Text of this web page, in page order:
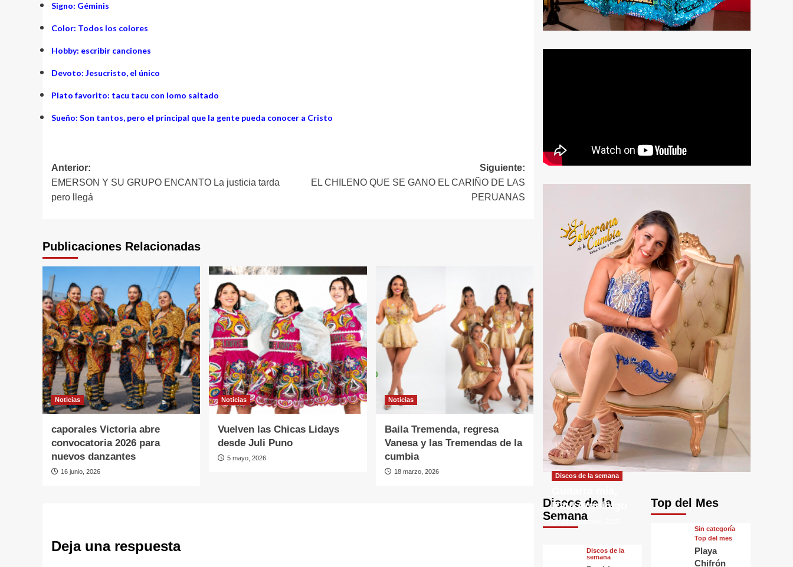
Signo: Géminis
Color: Todos los colores
Hobby: escribir canciones
Devoto: Jesucristo, el único
Plato favorito: tacu tacu con lomo saltado
Sueño: Son tantos, pero el principal que la gente pueda conocer a Cristo
Navegación
de
entradas
Anterior:
EMERSON Y SU GRUPO ENCANTO La justicia tarda
pero llegá
Siguiente:
EL CHILENO QUE SE GANO EL CARIÑO DE LAS
PERUANAS
Publicaciones Relacionadas
Noticias
caporales Victoria abre
convocatoria 2026 para
nuevos danzantes
16 junio, 2026
Noticias
Vuelven las Chicas Lidays
desde Juli Puno
5 mayo, 2026
Noticias
Baila Tremenda, regresa
Vanesa y las Tremendas de la
cumbia
18 marzo, 2026
Deja una respuesta
Discos de la
Semana
Discos de la semana
Raul Arquínigo
29 septiembre, 2025
Discos de la
semana
Top del Mes
Sin categorí­a
Top del mes
Playa
Chifrón